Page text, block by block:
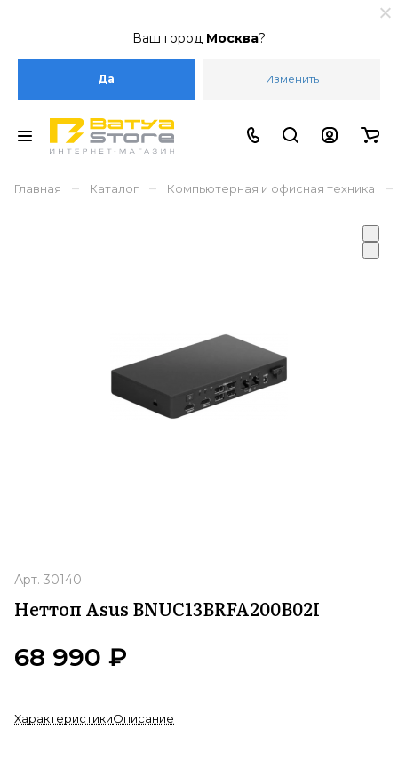
Ваш город Москва?
Да Изменить
Главная – Каталог – Компьютерная и офисная техника –
Арт. 30140
Неттоп Asus BNUC13BRFA200B02I
68 990 ₽
ХарактеристикиОписание